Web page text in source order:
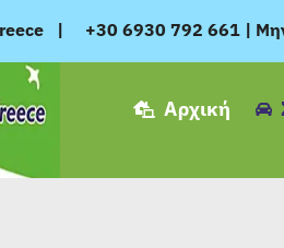
| +30 6930 792 661 |
Αρχική